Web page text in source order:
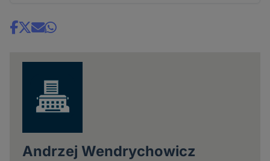
Share
Andrzej Wendrychowicz